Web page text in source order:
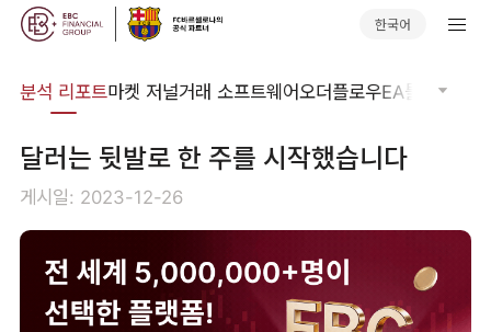
한국어
분석 리포트마켓 저널거래 소프트웨어오더플로우EA툴킷 트레
달러는 뒷발로 한 주를 시작했습니다
게시일: 2023-12-26